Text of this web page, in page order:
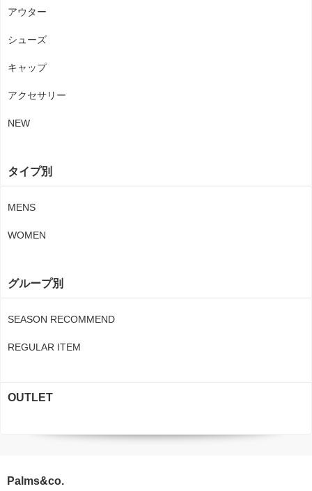
アウター
シューズ
キャップ
アクセサリー
NEW
タイプ別
MENS
WOMEN
グループ別
SEASON RECOMMEND
REGULAR ITEM
OUTLET
Palms&co.